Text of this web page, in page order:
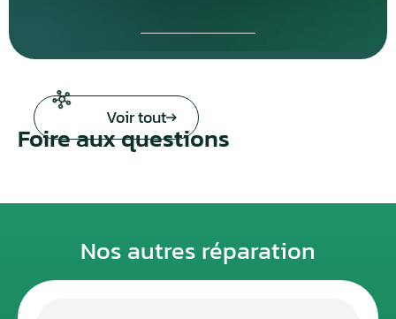
Voir tout
Foire aux questions
Nos autres réparation